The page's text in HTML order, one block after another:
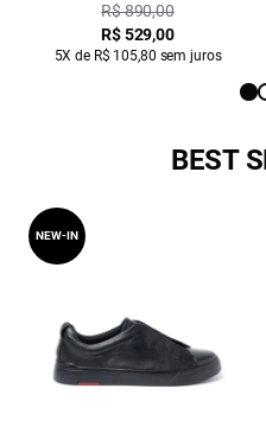
Used
R$ 890,00
R$ 529,00
5X de R$ 105,80 sem juros
BEST
NEW-IN